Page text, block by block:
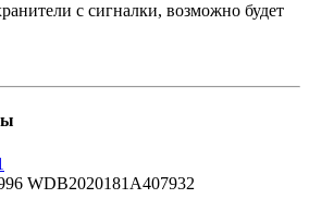
с сигналки, возможно будет
WDB2020181A407932